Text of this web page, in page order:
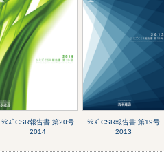
ｼﾐｽﾞCSR報告書 第20号
2014
ｼﾐｽﾞCSR報告書 第19号
2013